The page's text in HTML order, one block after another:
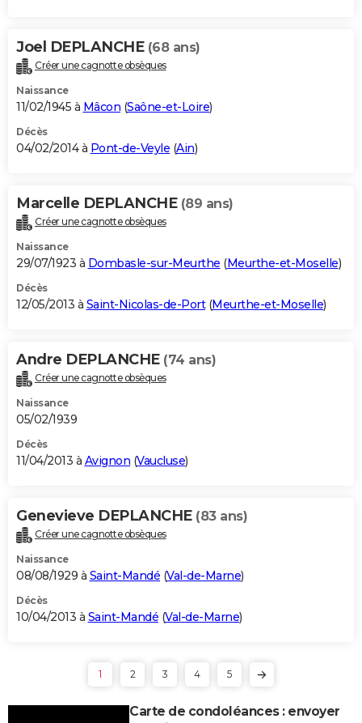
Joel DEPLANCHE (68 ans)
Créer une cagnotte obsèques
Naissance
11/02/1945 à Mâcon (Saône-et-Loire)
Décès
04/02/2014 à Pont-de-Veyle (Ain)
Marcelle DEPLANCHE (89 ans)
Créer une cagnotte obsèques
Naissance
29/07/1923 à Dombasle-sur-Meurthe (Meurthe-et-Moselle)
Décès
12/05/2013 à Saint-Nicolas-de-Port(Meurthe-et-Moselle)
Andre DEPLANCHE (74 ans)
Créer une cagnotte obsèques
Naissance
05/02/1939
Décès
11/04/2013 à Avignon (Vaucluse)
Genevieve DEPLANCHE (83 ans)
Créer une cagnotte obsèques
Naissance
08/08/1929 à Saint-Mandé (Val-de-Marne)
Décès
10/04/2013 à Saint-Mandé (Val-de-Marne)
1 2 3 4 5
Carte de condoléances : envoyer